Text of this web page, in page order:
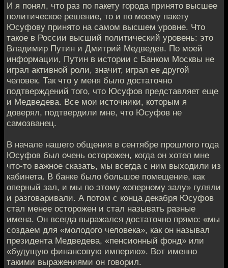
И я понял, что раз по пакету города принято высшее
политическое решение, то и по моему пакету
Юсуфову принято на самом высшем уровне. Что
такое в России высший политический уровень: это
Владимир Путин и Дмитрий Медведев. По моей
информации, Путин в истории с Банком Москвы не
играл активной роли, значит, играл ее другой
человек. Так что у меня было достаточно
подтверждений того, что Юсуфов представляет еще
и Медведева. Все мои источники, которым я
доверял, подтвердили мне, что Юсуфов не
самозванец.
В начале нашего общения в сентябре прошлого года
Юсуфов был очень осторожен, когда он хотел мне
что-то важное сказать, мы всегда с ним выходили из
кабинета. В банке было большое помещение, как
оперный зал, и мы по этому «оперному залу» гуляли
и разговаривали. А потом с конца декабря Юсуфов
стал менее осторожен и стал называть разные
имена. Он всегда выражался достаточно прямо: «мы
создаем для «молодого человека», как он называл
президента Медведева, «пенсионный фонд» или
«будущую финансовую империю». Вот именно
такими выражениями он говорил.